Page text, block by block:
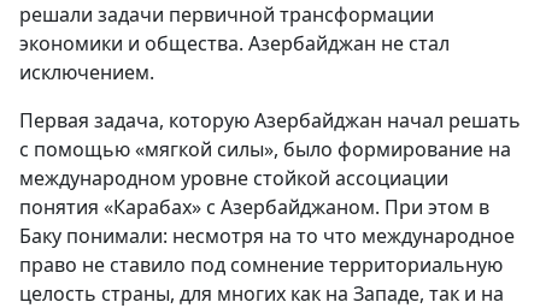
решали задачи первичной трансформации
экономики и общества. Азербайджан не стал
исключением.
Первая задача, которую Азербайджан начал решать
с помощью «мягкой силы», было формирование на
международном уровне стойкой ассоциации
понятия «Карабах» с Азербайджаном. При этом в
Баку понимали: несмотря на то что международное
право не ставило под сомнение территориальную
целость страны, для многих как на Западе, так и на